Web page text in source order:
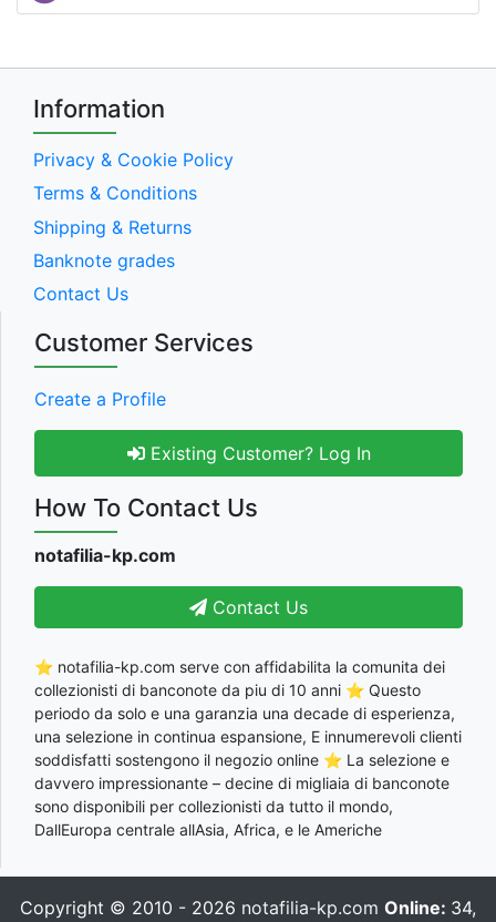
Information
Privacy & Cookie Policy
Terms & Conditions
Shipping & Returns
Banknote grades
Contact Us
Customer Services
Create a Profile
Existing Customer? Log In
How To Contact Us
notafilia-kp.com
Contact Us
⭐ notafilia-kp.com serve con affidabilita la comunita dei
collezionisti di banconote da piu di 10 anni ⭐ Questo
periodo da solo e una garanzia una decade di esperienza,
una selezione in continua espansione, E innumerevoli clienti
soddisfatti sostengono il negozio online ⭐ La selezione e
davvero impressionante – decine di migliaia di banconote
sono disponibili per collezionisti da tutto il mondo,
DallEuropa centrale allAsia, Africa, e le Americhe
Copyright © 2010 - 2026 notafilia-kp.com Online: 34,